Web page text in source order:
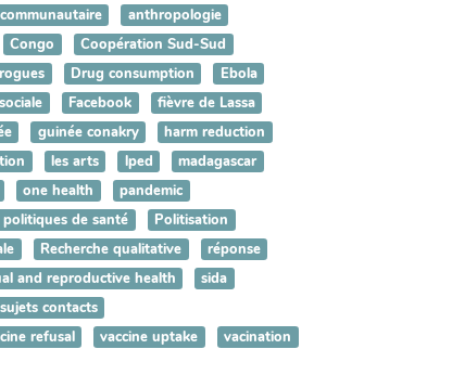
anthropologie
Congo
Coopération Sud-Sud
Drug consumption
Ebola
Facebook
fièvre de Lassa
guinée conakry
harm reduction
les arts lped
madagascar
one health
pandemic
politiques de santé
Politisation
Recherche qualitative
réponse
and reproductive health
sida
sujets contacts
refusal vaccine uptake
vacination